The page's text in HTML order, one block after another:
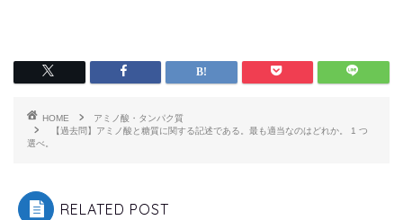
HOME
アミノ酸・タンパク質
【過去問】アミノ酸と糖質に関する記述である。最も適当なのはどれか。 1 つ
選べ。
RELATED POST